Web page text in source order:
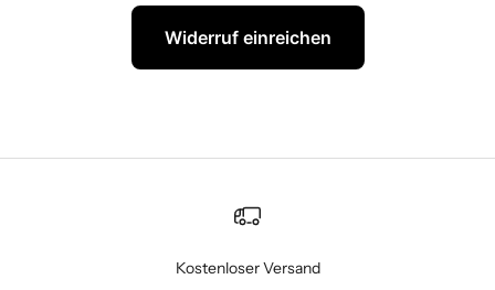
Widerruf einreichen
Kostenloser Versand